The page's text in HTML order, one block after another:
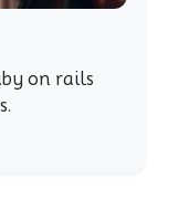
on rails